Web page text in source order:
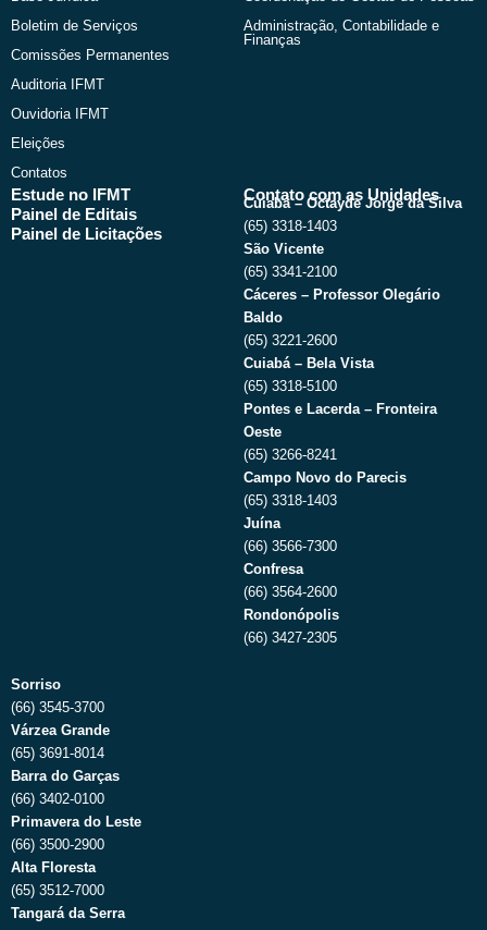
Boletim de Serviços
Comissões Permanentes
Auditoria IFMT
Ouvidoria IFMT
Eleições
Contatos
Administração, Contabilidade e
Finanças
Estude no IFMT
Painel de Editais
Painel de Licitações
Contato com as Unidades
Cuiabá – Octayde Jorge da Silva
(65) 3318-1403
São Vicente
(65) 3341-2100
Cáceres – Professor Olegário
Baldo
(65) 3221-2600
Cuiabá – Bela Vista
(65) 3318-5100
Pontes e Lacerda – Fronteira
Oeste
(65) 3266-8241
Campo Novo do Parecis
(65) 3318-1403
Juína
(66) 3566-7300
Confresa
(66) 3564-2600
Rondonópolis
(66) 3427-2305
Sorriso
(66) 3545-3700
Várzea Grande
(65) 3691-8014
Barra do Garças
(66) 3402-0100
Primavera do Leste
(66) 3500-2900
Alta Floresta
(65) 3512-7000
Tangará da Serra